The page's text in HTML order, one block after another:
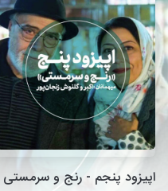
اپیزود پنجم - رنج و